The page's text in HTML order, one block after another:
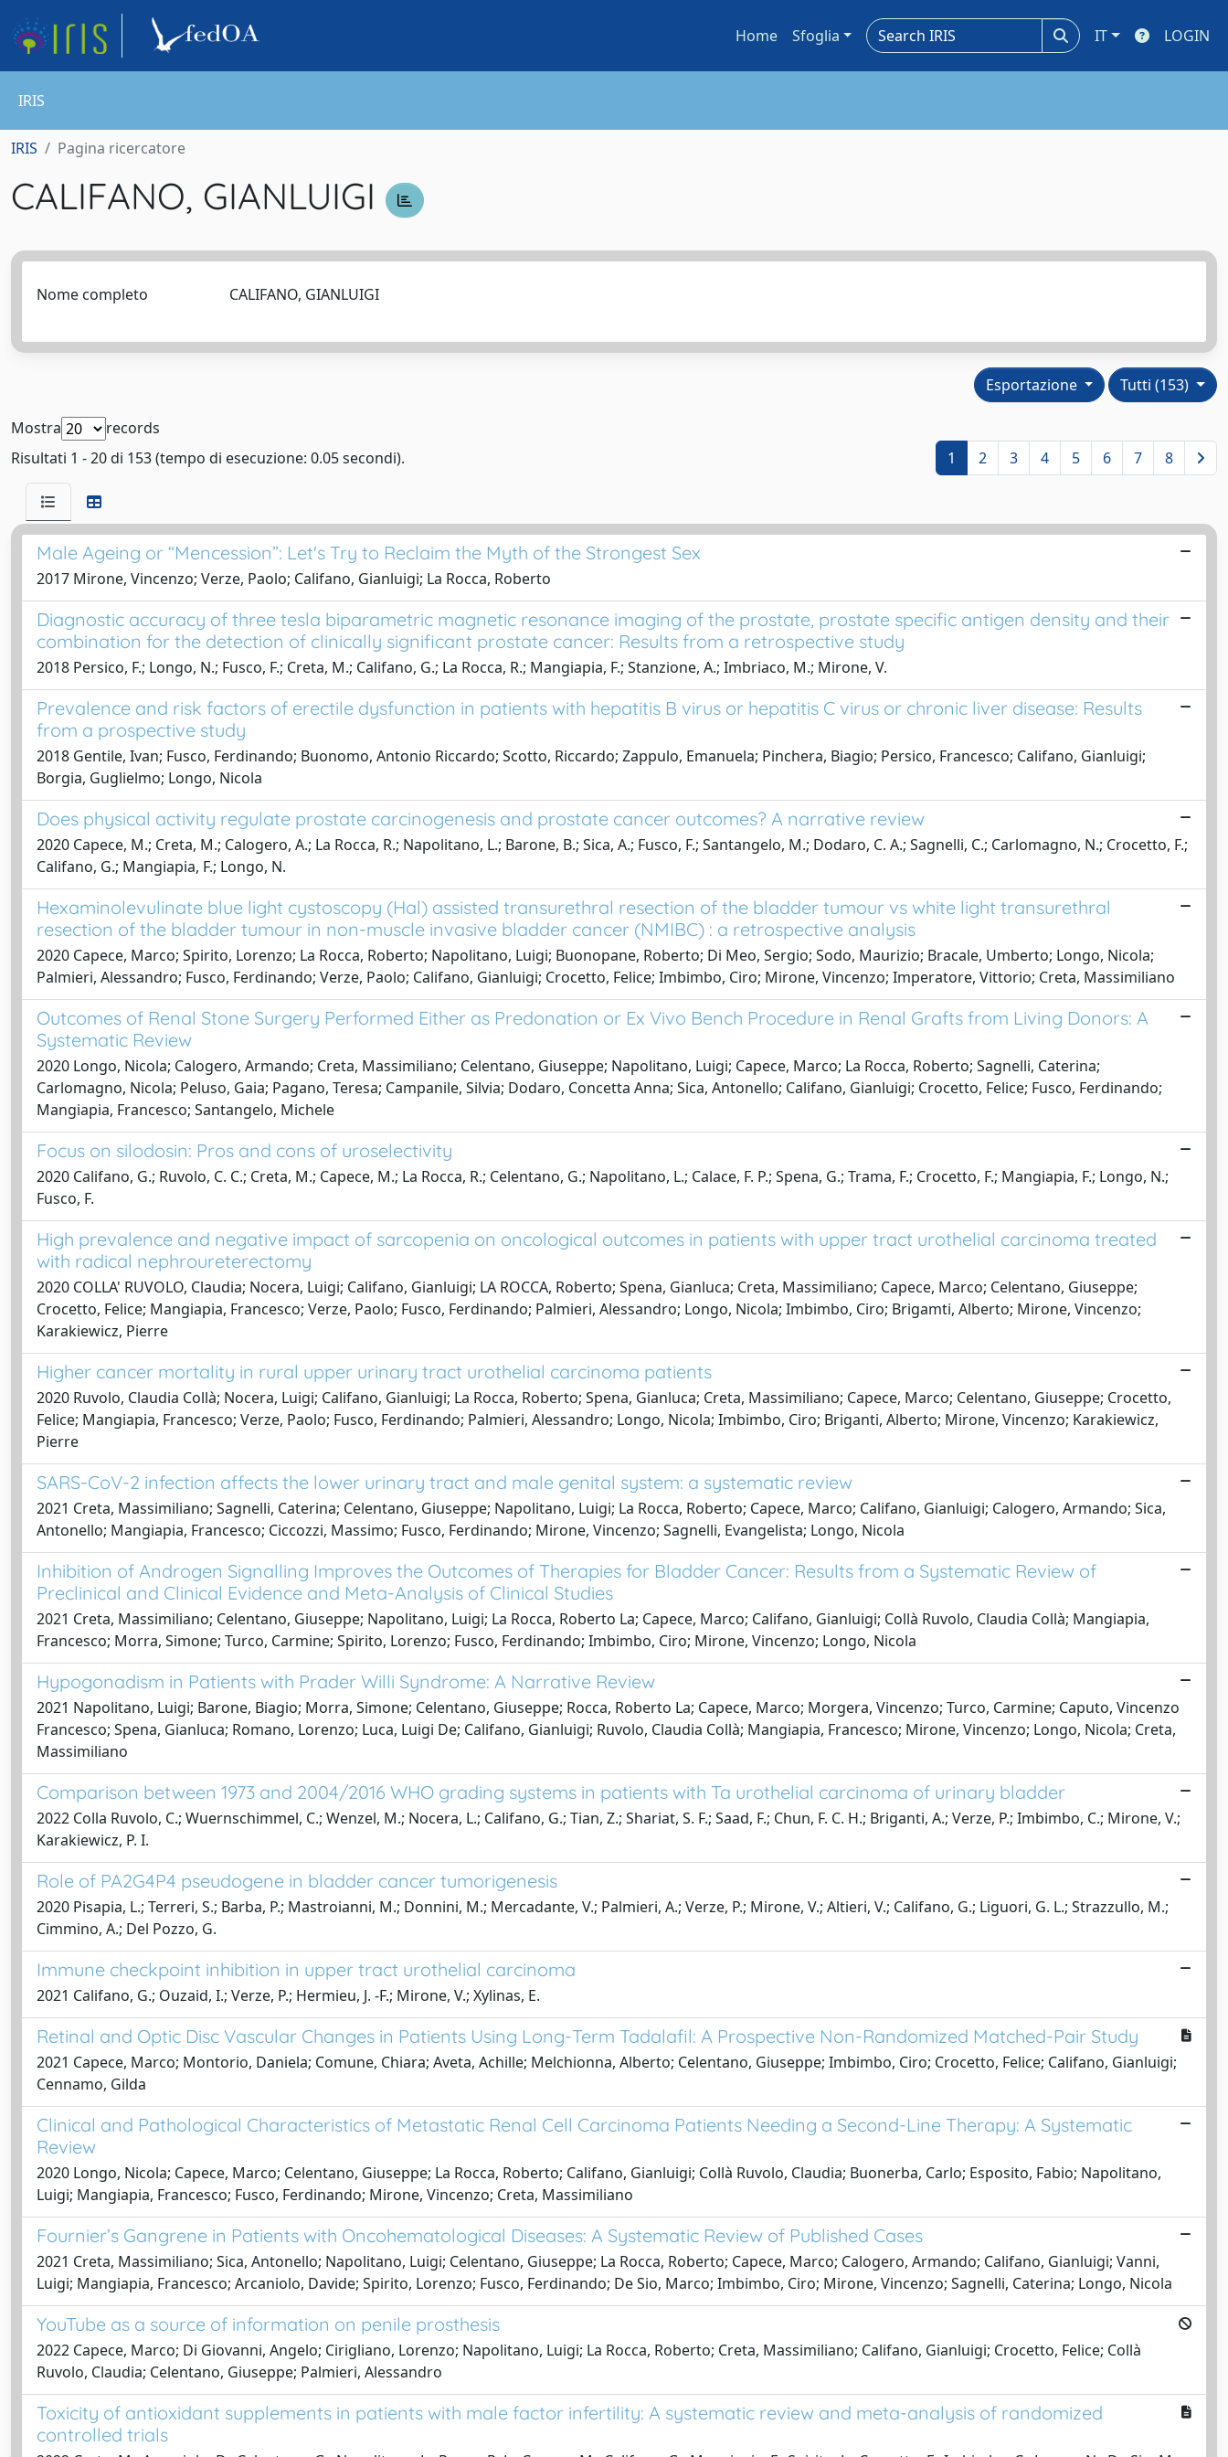
Home Sfoglia IT LOGIN
IRIS
IRIS Pagina ricercatore
CALIFANO, GIANLUIGI
Nome completo CALIFANO, GIANLUIGI
Tutti (153)
Esportazione
Mostra
records
Risultati 1 - 20 di 153 (tempo di esecuzione: 0.05 secondi).
1 2 3 4 5 6 7 8
Male Ageing or “Mencession”: Let's Try to Reclaim the Myth of the Strongest Sex
2017 Mirone, Vincenzo; Verze, Paolo; Califano, Gianluigi; La Rocca, Roberto
Diagnostic accuracy of three tesla biparametric magnetic resonance imaging of the prostate, prostate specific antigen density and their
combination for the detection of clinically significant prostate cancer: Results from a retrospective study
2018 Persico, F.; Longo, N.; Fusco, F.; Creta, M.; Califano, G.; La Rocca, R.; Mangiapia, F.; Stanzione, A.; Imbriaco, M.; Mirone, V.
Prevalence and risk factors of erectile dysfunction in patients with hepatitis B virus or hepatitis C virus or chronic liver disease: Results
from a prospective study
2018 Gentile, Ivan; Fusco, Ferdinando; Buonomo, Antonio Riccardo; Scotto, Riccardo; Zappulo, Emanuela; Pinchera, Biagio; Persico, Francesco; Califano, Gianluigi;
Borgia, Guglielmo; Longo, Nicola
Does physical activity regulate prostate carcinogenesis and prostate cancer outcomes? A narrative review
2020 Capece, M.; Creta, M.; Calogero, A.; La Rocca, R.; Napolitano, L.; Barone, B.; Sica, A.; Fusco, F.; Santangelo, M.; Dodaro, C. A.; Sagnelli, C.; Carlomagno, N.; Crocetto, F.;
Califano, G.; Mangiapia, F.; Longo, N.
Hexaminolevulinate blue light cystoscopy (Hal) assisted transurethral resection of the bladder tumour vs white light transurethral
resection of the bladder tumour in non-muscle invasive bladder cancer (NMIBC) : a retrospective analysis
2020 Capece, Marco; Spirito, Lorenzo; La Rocca, Roberto; Napolitano, Luigi; Buonopane, Roberto; Di Meo, Sergio; Sodo, Maurizio; Bracale, Umberto; Longo, Nicola;
Palmieri, Alessandro; Fusco, Ferdinando; Verze, Paolo; Califano, Gianluigi; Crocetto, Felice; Imbimbo, Ciro; Mirone, Vincenzo; Imperatore, Vittorio; Creta, Massimiliano
Outcomes of Renal Stone Surgery Performed Either as Predonation or Ex Vivo Bench Procedure in Renal Grafts from Living Donors: A
Systematic Review
2020 Longo, Nicola; Calogero, Armando; Creta, Massimiliano; Celentano, Giuseppe; Napolitano, Luigi; Capece, Marco; La Rocca, Roberto; Sagnelli, Caterina;
Carlomagno, Nicola; Peluso, Gaia; Pagano, Teresa; Campanile, Silvia; Dodaro, Concetta Anna; Sica, Antonello; Califano, Gianluigi; Crocetto, Felice; Fusco, Ferdinando;
Mangiapia, Francesco; Santangelo, Michele
Focus on silodosin: Pros and cons of uroselectivity
2020 Califano, G.; Ruvolo, C. C.; Creta, M.; Capece, M.; La Rocca, R.; Celentano, G.; Napolitano, L.; Calace, F. P.; Spena, G.; Trama, F.; Crocetto, F.; Mangiapia, F.; Longo, N.;
Fusco, F.
High prevalence and negative impact of sarcopenia on oncological outcomes in patients with upper tract urothelial carcinoma treated
with radical nephroureterectomy
2020 COLLA' RUVOLO, Claudia; Nocera, Luigi; Califano, Gianluigi; LA ROCCA, Roberto; Spena, Gianluca; Creta, Massimiliano; Capece, Marco; Celentano, Giuseppe;
Crocetto, Felice; Mangiapia, Francesco; Verze, Paolo; Fusco, Ferdinando; Palmieri, Alessandro; Longo, Nicola; Imbimbo, Ciro; Brigamti, Alberto; Mirone, Vincenzo;
Karakiewicz, Pierre
Higher cancer mortality in rural upper urinary tract urothelial carcinoma patients
2020 Ruvolo, Claudia Collà; Nocera, Luigi; Califano, Gianluigi; La Rocca, Roberto; Spena, Gianluca; Creta, Massimiliano; Capece, Marco; Celentano, Giuseppe; Crocetto,
Felice; Mangiapia, Francesco; Verze, Paolo; Fusco, Ferdinando; Palmieri, Alessandro; Longo, Nicola; Imbimbo, Ciro; Briganti, Alberto; Mirone, Vincenzo; Karakiewicz,
Pierre
SARS-CoV-2 infection affects the lower urinary tract and male genital system: a systematic review
2021 Creta, Massimiliano; Sagnelli, Caterina; Celentano, Giuseppe; Napolitano, Luigi; La Rocca, Roberto; Capece, Marco; Califano, Gianluigi; Calogero, Armando; Sica,
Antonello; Mangiapia, Francesco; Ciccozzi, Massimo; Fusco, Ferdinando; Mirone, Vincenzo; Sagnelli, Evangelista; Longo, Nicola
Inhibition of Androgen Signalling Improves the Outcomes of Therapies for Bladder Cancer: Results from a Systematic Review of
Preclinical and Clinical Evidence and Meta-Analysis of Clinical Studies
2021 Creta, Massimiliano; Celentano, Giuseppe; Napolitano, Luigi; La Rocca, Roberto La; Capece, Marco; Califano, Gianluigi; Collà Ruvolo, Claudia Collà; Mangiapia,
Francesco; Morra, Simone; Turco, Carmine; Spirito, Lorenzo; Fusco, Ferdinando; Imbimbo, Ciro; Mirone, Vincenzo; Longo, Nicola
Hypogonadism in Patients with Prader Willi Syndrome: A Narrative Review
2021 Napolitano, Luigi; Barone, Biagio; Morra, Simone; Celentano, Giuseppe; Rocca, Roberto La; Capece, Marco; Morgera, Vincenzo; Turco, Carmine; Caputo, Vincenzo
Francesco; Spena, Gianluca; Romano, Lorenzo; Luca, Luigi De; Califano, Gianluigi; Ruvolo, Claudia Collà; Mangiapia, Francesco; Mirone, Vincenzo; Longo, Nicola; Creta,
Massimiliano
Comparison between 1973 and 2004/2016 WHO grading systems in patients with Ta urothelial carcinoma of urinary bladder
2022 Colla Ruvolo, C.; Wuernschimmel, C.; Wenzel, M.; Nocera, L.; Califano, G.; Tian, Z.; Shariat, S. F.; Saad, F.; Chun, F. C. H.; Briganti, A.; Verze, P.; Imbimbo, C.; Mirone, V.;
Karakiewicz, P. I.
Role of PA2G4P4 pseudogene in bladder cancer tumorigenesis
2020 Pisapia, L.; Terreri, S.; Barba, P.; Mastroianni, M.; Donnini, M.; Mercadante, V.; Palmieri, A.; Verze, P.; Mirone, V.; Altieri, V.; Califano, G.; Liguori, G. L.; Strazzullo, M.;
Cimmino, A.; Del Pozzo, G.
Immune checkpoint inhibition in upper tract urothelial carcinoma
2021 Califano, G.; Ouzaid, I.; Verze, P.; Hermieu, J. -F.; Mirone, V.; Xylinas, E.
Retinal and Optic Disc Vascular Changes in Patients Using Long-Term Tadalafil: A Prospective Non-Randomized Matched-Pair Study
2021 Capece, Marco; Montorio, Daniela; Comune, Chiara; Aveta, Achille; Melchionna, Alberto; Celentano, Giuseppe; Imbimbo, Ciro; Crocetto, Felice; Califano, Gianluigi;
Cennamo, Gilda
Clinical and Pathological Characteristics of Metastatic Renal Cell Carcinoma Patients Needing a Second-Line Therapy: A Systematic
Review
2020 Longo, Nicola; Capece, Marco; Celentano, Giuseppe; La Rocca, Roberto; Califano, Gianluigi; Collà Ruvolo, Claudia; Buonerba, Carlo; Esposito, Fabio; Napolitano,
Luigi; Mangiapia, Francesco; Fusco, Ferdinando; Mirone, Vincenzo; Creta, Massimiliano
Fournier’s Gangrene in Patients with Oncohematological Diseases: A Systematic Review of Published Cases
2021 Creta, Massimiliano; Sica, Antonello; Napolitano, Luigi; Celentano, Giuseppe; La Rocca, Roberto; Capece, Marco; Calogero, Armando; Califano, Gianluigi; Vanni,
Luigi; Mangiapia, Francesco; Arcaniolo, Davide; Spirito, Lorenzo; Fusco, Ferdinando; De Sio, Marco; Imbimbo, Ciro; Mirone, Vincenzo; Sagnelli, Caterina; Longo, Nicola
YouTube as a source of information on penile prosthesis
2022 Capece, Marco; Di Giovanni, Angelo; Cirigliano, Lorenzo; Napolitano, Luigi; La Rocca, Roberto; Creta, Massimiliano; Califano, Gianluigi; Crocetto, Felice; Collà
Ruvolo, Claudia; Celentano, Giuseppe; Palmieri, Alessandro
Toxicity of antioxidant supplements in patients with male factor infertility: A systematic review and meta-analysis of randomized
controlled trials